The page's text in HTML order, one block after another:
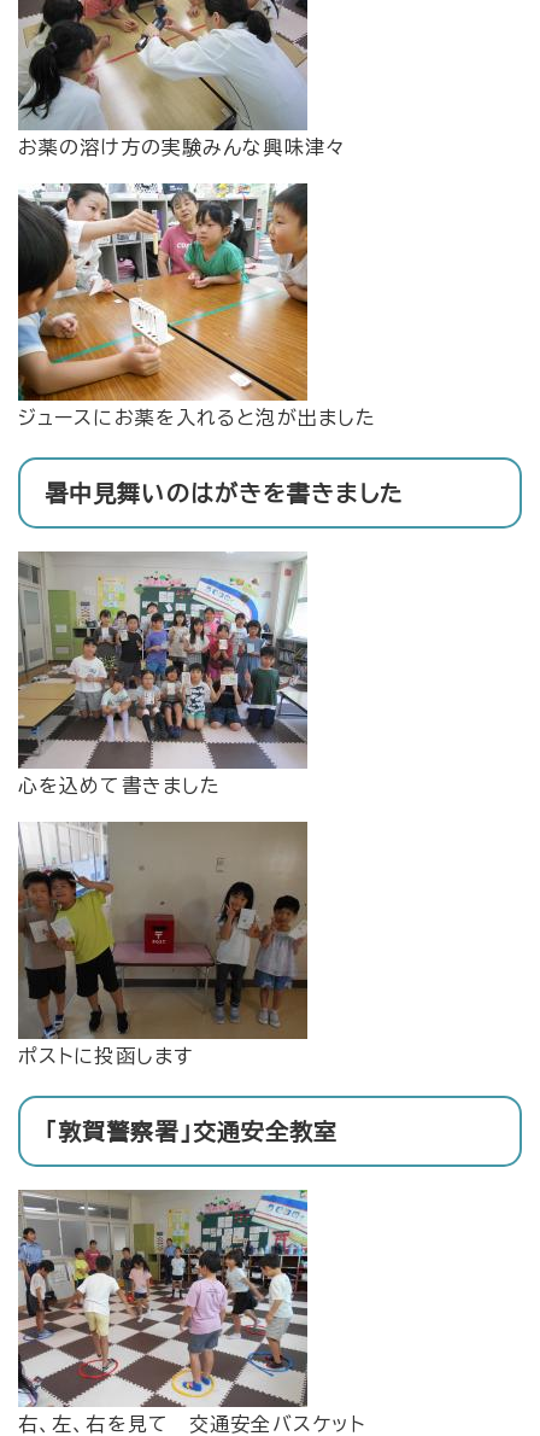
お薬の溶け方の実験みんな興味津々
ジュースにお薬を入れると泡が出ました
暑中見舞いのはがきを書きました
心を込めて書きました
ポストに投函します
「敦賀警察署」交通安全教室
右、左、右を見て 交通安全バスケット